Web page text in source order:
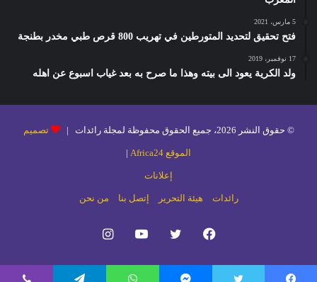
5 مارس، 2021
فتح تحقيق لتحديد المتورطين في تهريب 800 قرص طبي مخدر بطنجة
17 نوفمبر، 2019
ولد الكرية يعود الى بيته وهذا ما صرح به بعد غياب اسبوع عن اهله
© حقوق النشر 2026، جميع الحقوق محفوظة لمجلة رائدات | تصميم
الموقع Africa24 |
إعلانات
رائدات هيئة التحرير إتصل بنا من نحن
فيسبوك تويتر يوتيوبانستقرام